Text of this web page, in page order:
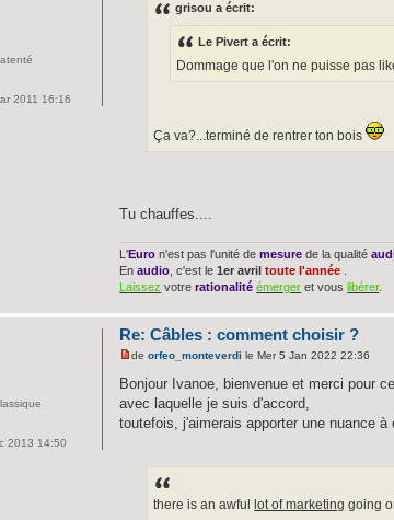
grisou a écrit:
Le Pivert a écrit:
Dommage que l'on ne puisse pas
Ça va?...terminé de rentrer ton bois
Tu chauffes....
L'Euro n'est pas l'unité demesure de la qualité
Enaudio , c'est le1er avril toute l'année
Laissez votrerationalité émerger et vouslibérer.
2011 16:16
Re: Câbles : comment choisir ?
deorfeo_monteverdi le Mer 5 Jan 2022 22:36
Bonjour Ivanoe, bienvenue et merci pour
avec laquelle je suis d'accord,
toutefois, j'aimerais apporter une nuance
there is an awful lot of marketing going
2013 14:50